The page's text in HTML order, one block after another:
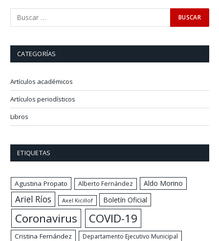
CATEGORÍAS
Artículos académicos
Artículos periodísticos
Libros
ETIQUETAS
Agustina Propato Alberto Fernández Aldo Morino
Ariel Ríos Axel Kicillof Boletín Oficial
Coronavirus COVID-19
Cristina Fernández Departamento Ejecutivo Municipal